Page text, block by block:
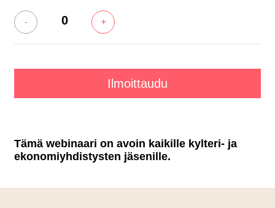
- +
Tämä webinaari on avoin kaikille kylteri- ja
ekonomiyhdistysten jäsenille.